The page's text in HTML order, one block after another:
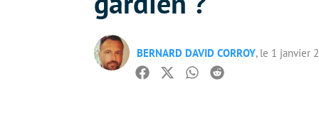
BERNARD DAVID CORROY, le 1 janvier
Facebook
TwitterWhatsapp
Reddit